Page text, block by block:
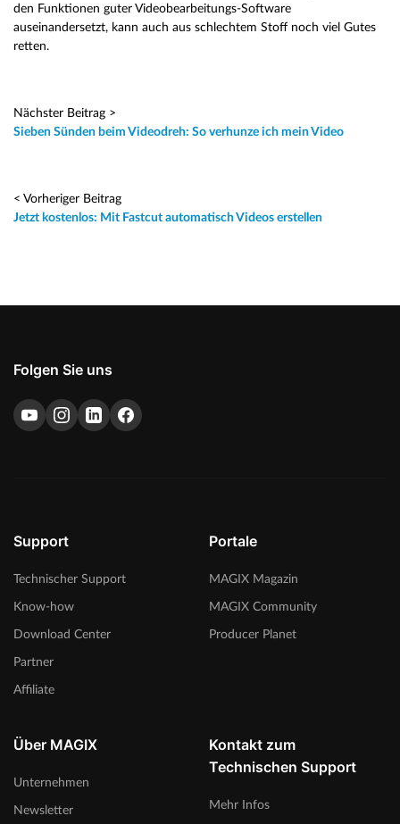
den Funktionen guter Videobearbeitungs-Software
auseinandersetzt, kann auch aus schlechtem Stoff noch viel Gutes
retten.
Nächster Beitrag >
Sieben Sünden beim Videodreh: So verhunze ich mein Video
< Vorheriger Beitrag
Jetzt kostenlos: Mit Fastcut automatisch Videos erstellen
Folgen Sie uns
Support
Technischer Support
Know-how
Download Center
Partner
Affiliate
Portale
MAGIX Magazin
MAGIX Community
Producer Planet
Über MAGIX
Unternehmen
Newsletter
Kontakt zum
Technischen Support
Mehr Infos